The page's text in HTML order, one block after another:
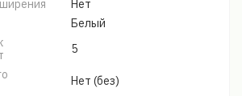
Нет
Белый
5
Нет (без)